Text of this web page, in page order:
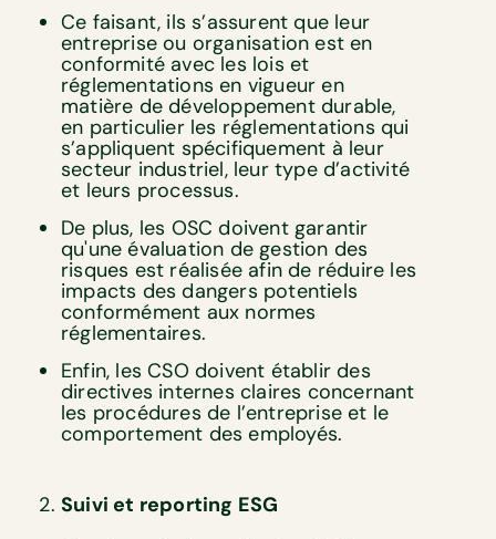
Ce faisant, ils s’assurent que leur
entreprise ou organisation est en
conformité avec les lois et
réglementations en vigueur en
matière de développement durable,
en particulier les réglementations qui
s’appliquent spécifiquement à leur
secteur industriel, leur type d’activité
et leurs processus.
De plus, les OSC doivent garantir
qu'une évaluation de gestion des
risques est réalisée afin de réduire les
impacts des dangers potentiels
conformément aux normes
réglementaires.
Enfin, les CSO doivent établir des
directives internes claires concernant
les procédures de l’entreprise et le
comportement des employés.
Suivi et reporting ESG